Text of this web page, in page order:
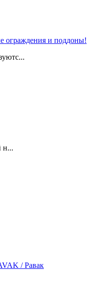
ограждения и поддоны!
н...
/ Равак